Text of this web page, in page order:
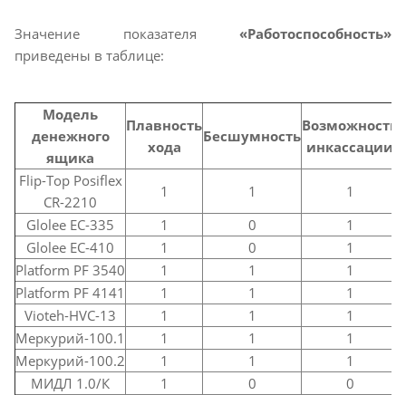
Значение показателя «Работоспособность»
приведены в таблице:
Модель
денежного
ящика
Плавность
хода
Бесшумность
Возможность
инкассации
Flip-Top Posiflex
CR-2210
1 1
1
Glolee EC-335
1 0
1
Glolee EC-410
1 0
1
Platform PF 3540
1 1
1
Platform PF 4141
1 1
1
Vioteh-HVC-13
1 1
1
Меркурий-100.1
1 1
1
Меркурий-100.2
1 1
1
МИДЛ 1.0/К
1 0
0